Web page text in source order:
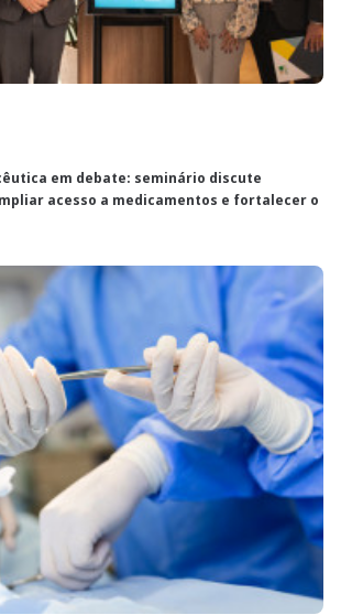
em debate: seminário discute
acesso a medicamentos e fortalecer o